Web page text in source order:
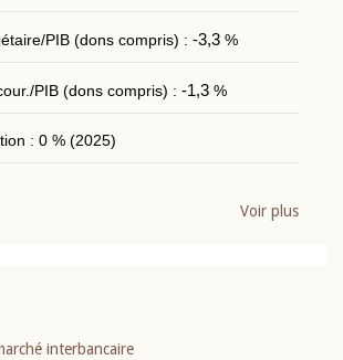
PIB (dons compris) : -3,3%
PIB (dons compris) : -1,3%
: 0 % (2025)
Voir plus
interbancaire